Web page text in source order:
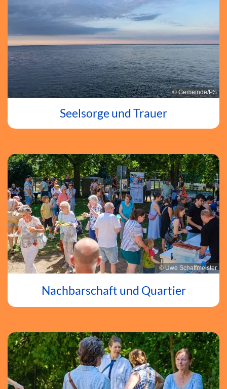
© Gemeinde/PS
Seelsorge und Trauer
© Uwe Schaffmeister
Nachbarschaft und Quartier